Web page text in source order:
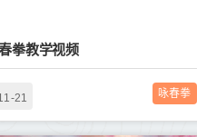
拳教学视频
21 咏春拳